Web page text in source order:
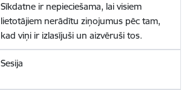
Sīkdatne ir nepieciešama, lai visiem
lietotājiem nerādītu ziņojumus pēc tam,
kad viņi ir izlasījuši un aizvēruši tos.
Sesija